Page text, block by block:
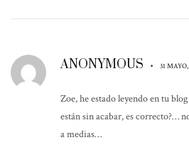
ANONYMOUS • 31
Zoe, he estado leyendo en tu
están sin acabar, es correcto?…
a medias…